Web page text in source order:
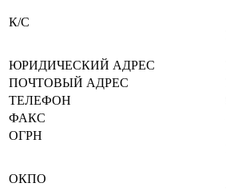
К/С
ЮРИДИЧЕСКИЙ АДРЕС
ПОЧТОВЫЙ АДРЕС
ТЕЛЕФОН
ФАКС
ОГРН
ОКПО